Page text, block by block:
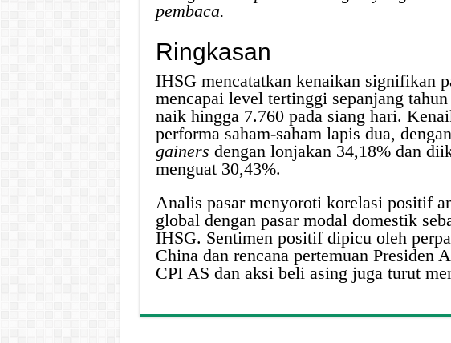
pembaca.
Ringkasan
IHSG mencatatkan kenaikan signifikan
mencapai level tertinggi sepanjang
naik hingga 7.760 pada siang hari.
performa saham-saham lapis dua,
gainers dengan lonjakan 34,18% dan
menguat 30,43%.
Analis pasar menyoroti korelasi positif
global dengan pasar modal domestik
IHSG. Sentimen positif dipicu oleh
China dan rencana pertemuan Presiden
CPI AS dan aksi beli asing juga turut